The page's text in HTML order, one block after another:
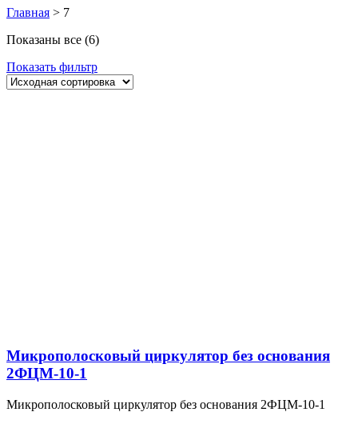
Главная > 7
Показаны все (6)
Показать фильтр
Микрополосковый циркулятор без основания
2ФЦМ-10-1
Микрополосковый циркулятор без основания 2ФЦМ-10-1